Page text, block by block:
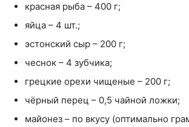
красная рыба – 400 г;
яйца – 4 шт.;
эстонский сыр – 200 г;
чеснок – 4 зубчика;
грецкие орехи чищеные – 200 г;
чёрный перец – 0,5 чайной ложки;
майонез – по вкусу (оптимально